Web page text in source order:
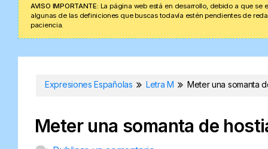
AVISO IMPORTANTE: La página web está en desarrollo, debido a que
algunas de las definiciones que buscas todavía estén pendientes de
paciencia.
Expresiones Españolas Letra M Meter una somanta
Meter una somanta de